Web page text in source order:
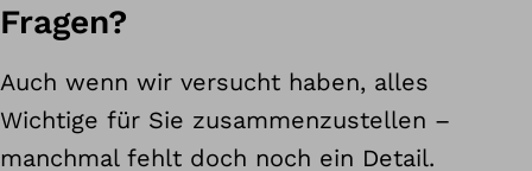
Fragen?
Auch wenn wir versucht haben, alles
Wichtige für Sie zusammenzustellen –
manchmal fehlt doch noch ein Detail.